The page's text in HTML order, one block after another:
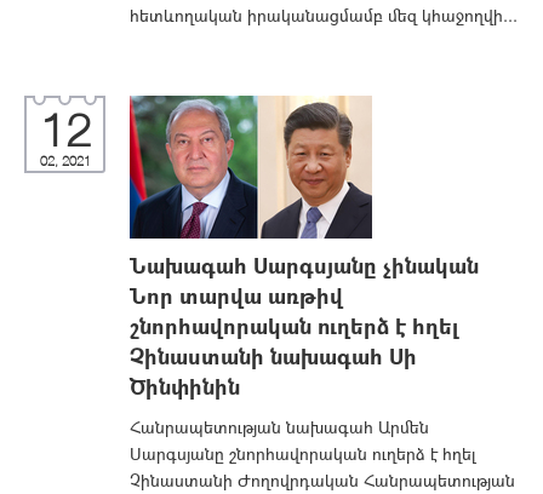
հետևողական իրականացմամբ մեզ կհաջողվի...
12
02, 2021
Նախագահ Սարգսյանը չինական
Նոր տարվա առթիվ
շնորհավորական ուղերձ է հղել
Չինաստանի նախագահ Սի
Ծինփինին
Հանրապետության նախագահ Արմեն
Սարգսյանը շնորհավորական ուղերձ է հղել
Չինաստանի Ժողովրդական Հանրապետության